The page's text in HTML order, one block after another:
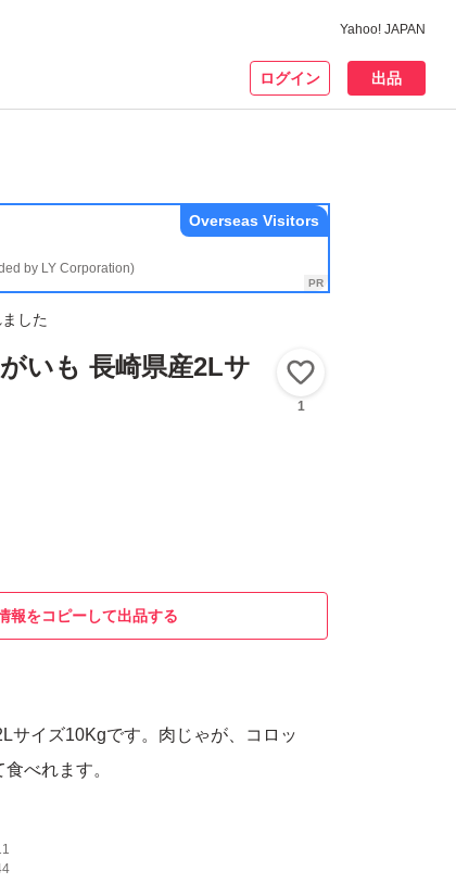
Yahoo! JAPAN
ログイン 出品
by LY Corporation)
Overseas Visitors
した
がいも 長崎県産2Lサ
1
報をコピーして出品する
サイズ10Kgです。肉じゃが、コロッ
べれます。